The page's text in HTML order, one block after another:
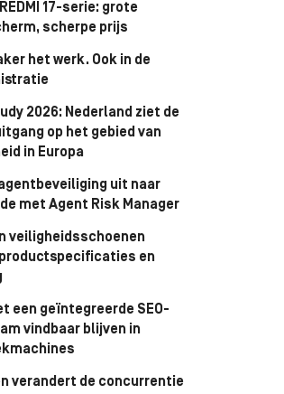
17-serie: grote
scherpe prijs
het werk. Ook in de
2026: Nederland ziet de
op het gebied van
in Europa
uit naar
met Agent Risk Manager
veiligheidsschoenen
en
een geïntegreerde SEO-
vindbaar blijven in
verandert de concurrentie